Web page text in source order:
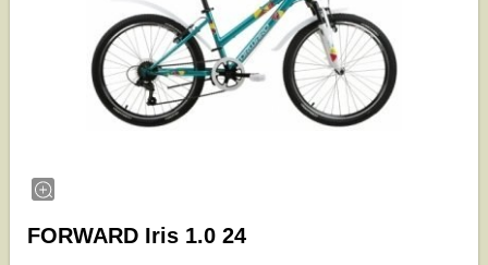
FORWARD Iris 1.0 24